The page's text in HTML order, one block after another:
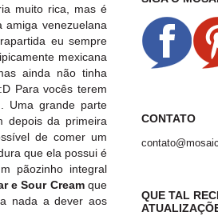
muito rica, mas é
amiga venezuelana
eu sempre
mexicana
ainda não tinha
Para vocês terem
Uma grande parte
depois da primeira
de comer um
que ela possui é
pãozinho integral
e Sour Creamque
nada a dever aos
CONTATO
QUE TAL